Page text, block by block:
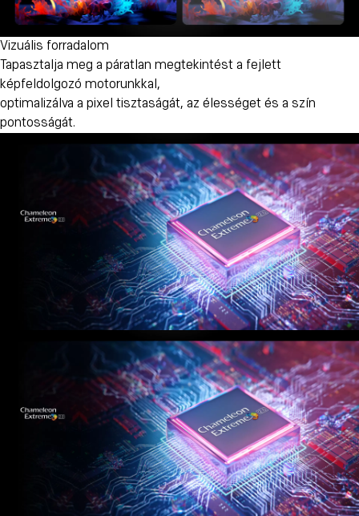
Vizuális forradalom
Tapasztalja meg a páratlan megtekintést a fejlett
képfeldolgozó motorunkkal,
optimalizálva a pixel tisztaságát, az élességet és a szín
pontosságát.